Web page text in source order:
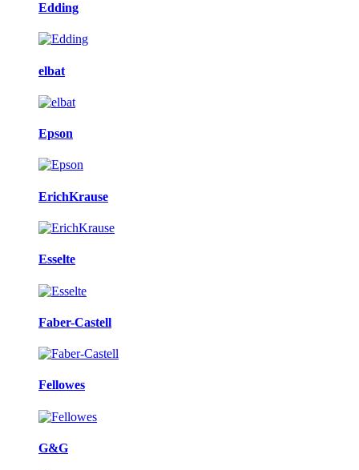
Edding
elbat
Epson
ErichKrause
Esselte
Faber-Castell
Fellowes
G&G